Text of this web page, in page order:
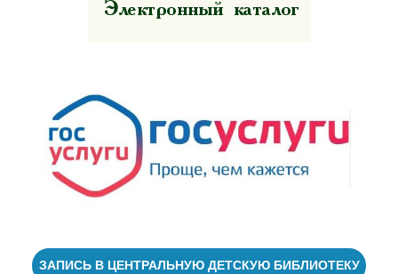
ЗАПИСЬ В ЦЕНТРАЛЬНУЮ ДЕТСКУЮ БИБЛИОТЕКУ